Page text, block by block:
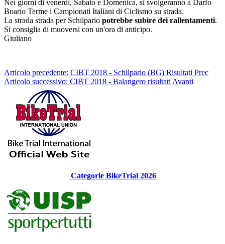
Nei giorni di venerdì, Sabato e Domenica, si svolgeranno a Darfo
Boario Terme i Campionati Italiani di Ciclismo su strada.
La strada strada per Schilpario potrebbe subire dei rallentamenti.
Si consiglia di muoversi con un'ora di anticipo.
Giuliano
Articolo precedente: CIBT 2018 - Schilpario (BG) Risultati Prec
Articolo successivo: CIBT 2018 - Balangero risultati Avanti
Categorie BikeTrial 2026